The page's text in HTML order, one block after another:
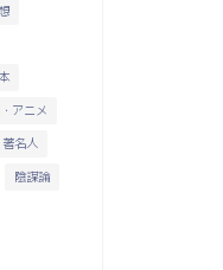
アニメ
著名人
陰謀論